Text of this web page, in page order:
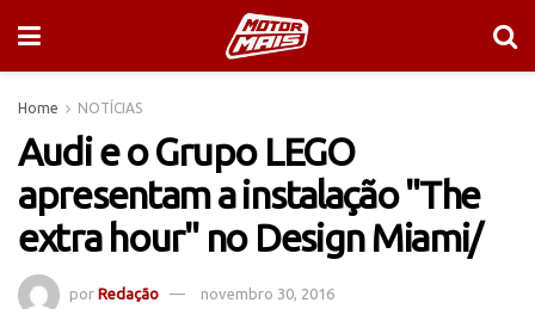
Home NOTÍCIAS
Audi e o Grupo LEGO
apresentam a instalação "The
extra hour" no Design Miami/
por Redação novembro 30, 2016